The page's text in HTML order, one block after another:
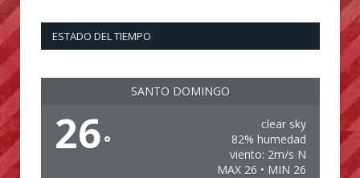
ESTADO DEL TIEMPO
SANTO DOMINGO
26°
clear sky
82% humedad
viento: 2m/s N
MAX 26 • MIN 26